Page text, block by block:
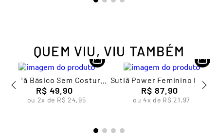
QUEM VIU, VIU TAMBÉM
Sutiã Básico Sem Costura
Feminino Lupo
R$ 49,90
ou 2x de R$ 24,95
Sutiã Power Feminino Lupo
R$ 87,90
ou4x de R$ 21,97